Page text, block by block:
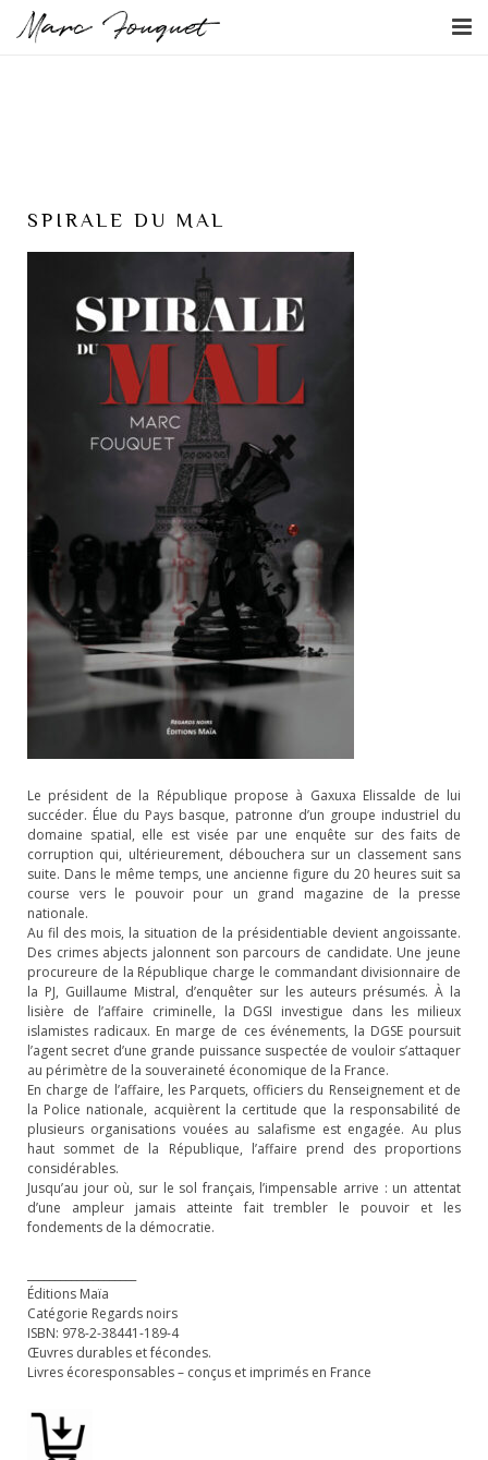
Actualités
SPIRALE DU MAL
Le président de la République propose à Gaxuxa Elissalde de lui
succéder. Élue du Pays basque, patronne d’un groupe industriel du
domaine spatial, elle est visée par une enquête sur des faits de
corruption qui, ultérieurement, débouchera sur un classement sans
suite. Dans le même temps, une ancienne figure du 20 heures suit sa
course vers le pouvoir pour un grand magazine de la presse
nationale.
Au fil des mois, la situation de la présidentiable devient angoissante.
Des crimes abjects jalonnent son parcours de candidate. Une jeune
procureure de la République charge le commandant divisionnaire de
la PJ, Guillaume Mistral, d’enquêter sur les auteurs présumés. À la
lisière de l’affaire criminelle, la DGSI investigue dans les milieux
islamistes radicaux. En marge de ces événements, la DGSE poursuit
l’agent secret d’une grande puissance suspectée de vouloir s’attaquer
au périmètre de la souveraineté économique de la France.
En charge de l’affaire, les Parquets, officiers du Renseignement et de
la Police nationale, acquièrent la certitude que la responsabilité de
plusieurs organisations vouées au salafisme est engagée. Au plus
haut sommet de la République, l’affaire prend des proportions
considérables.
Jusqu’au jour où, sur le sol français, l’impensable arrive : un attentat
d’une ampleur jamais atteinte fait trembler le pouvoir et les
fondements de la démocratie.
Éditions Maïa
Catégorie Regards noirs
ISBN: 978-2-38441-189-4
Œuvres durables et fécondes.
Livres écoresponsables – conçus et imprimés en France